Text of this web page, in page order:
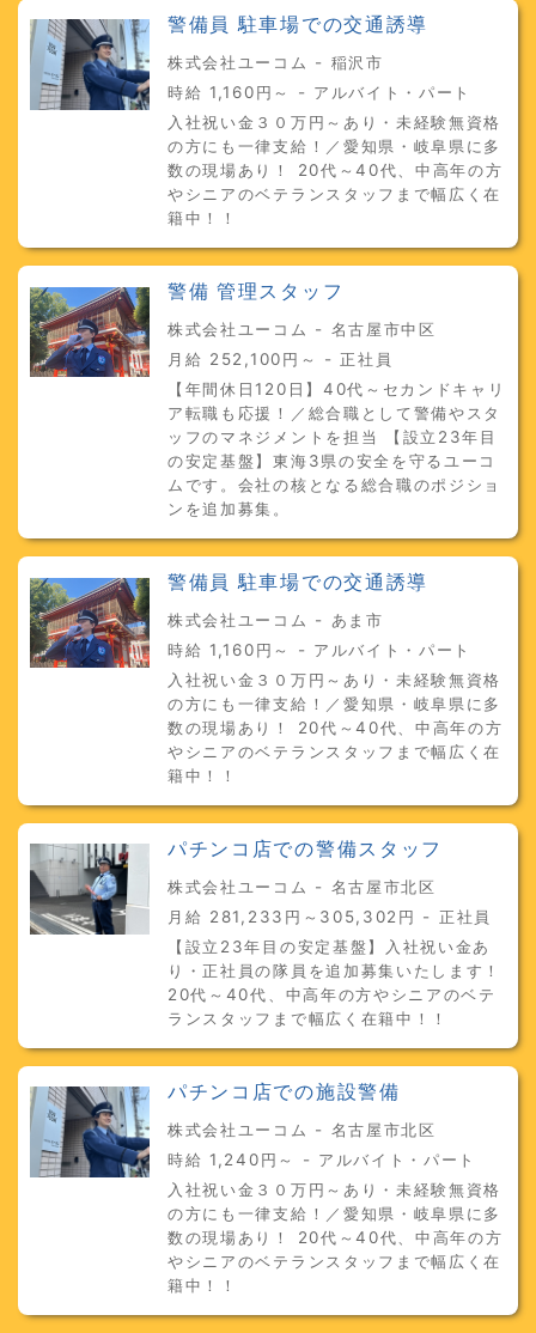
警備員 駐車場での交通誘導
株式会社ユーコム - 稲沢市
時給 1,160円～ - アルバイト・パート
入社祝い金３０万円～あり・未経験無資格
の方にも一律支給！／愛知県・岐阜県に多
数の現場あり！ 20代～40代、中高年の方
やシニアのベテランスタッフまで幅広く在
籍中！！
警備 管理スタッフ
株式会社ユーコム - 名古屋市中区
月給 252,100円～ - 正社員
【年間休日120日】40代～セカンドキャリ
ア転職も応援！／総合職として警備やスタ
ッフのマネジメントを担当 【設立23年目
の安定基盤】東海3県の安全を守るユーコ
ムです。会社の核となる総合職のポジショ
ンを追加募集。
警備員 駐車場での交通誘導
株式会社ユーコム - あま市
時給 1,160円～ - アルバイト・パート
入社祝い金３０万円～あり・未経験無資格
の方にも一律支給！／愛知県・岐阜県に多
数の現場あり！ 20代～40代、中高年の方
やシニアのベテランスタッフまで幅広く在
籍中！！
パチンコ店での警備スタッフ
株式会社ユーコム - 名古屋市北区
月給 281,233円～305,302円 - 正社員
【設立23年目の安定基盤】入社祝い金あ
り・正社員の隊員を追加募集いたします！
20代～40代、中高年の方やシニアのベテ
ランスタッフまで幅広く在籍中！！
パチンコ店での施設警備
株式会社ユーコム - 名古屋市北区
時給 1,240円～ - アルバイト・パート
入社祝い金３０万円～あり・未経験無資格
の方にも一律支給！／愛知県・岐阜県に多
数の現場あり！ 20代～40代、中高年の方
やシニアのベテランスタッフまで幅広く在
籍中！！